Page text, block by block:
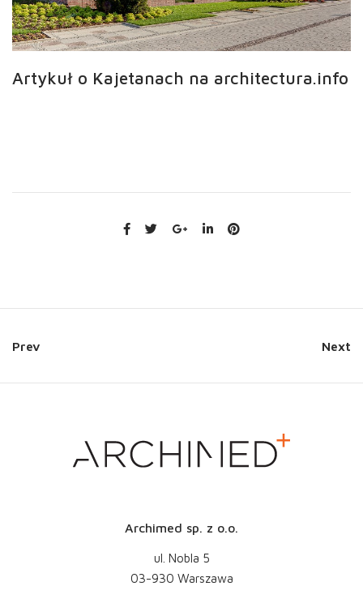
Artykuł o Kajetanach na architectura.info
Prev Next
Archimed sp. z o.o.
ul. Nobla 5
03-930 Warszawa